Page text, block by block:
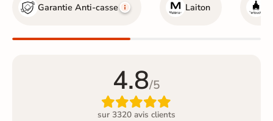
Garantie Anti-casse Laiton
4.8/5

sur 3320 avis clients